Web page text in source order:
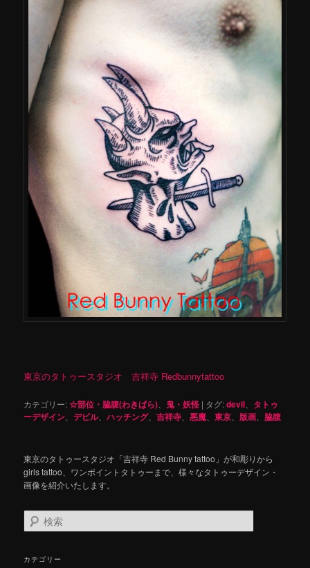
東京のタトゥースタジオ 吉祥寺 Redbunnytattoo
カテゴリー:☆部位・脇腹(わきばら) 鬼・妖怪 | タグ:devil
タトゥ
ーデザイン 、デビル、ハッチング、吉祥寺 、悪魔 、東京 版画 脇腹
東京のタトゥースタジオ「吉祥寺 Red Bunny tattoo」が和彫りから
girls tattoo、ワンポイントタトゥーまで、様々なタトゥーデザイン・
画像を紹介いたします。
検
索
カテゴリー